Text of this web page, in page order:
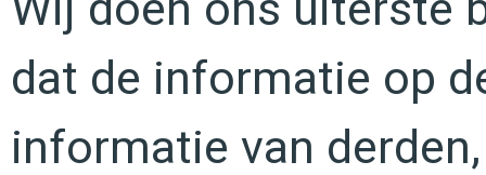
dat de informatie op
informatie van